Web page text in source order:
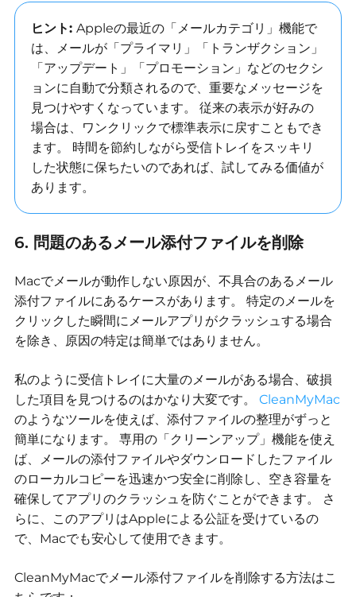
ヒント: Appleの最近の「メールカテゴリ」機能で
は、メールが「プライマリ」「トランザクション」
「アップデート」「プロモーション」などのセクシ
ョンに自動で分類されるので、重要なメッセージを
見つけやすくなっています。
従来の表示が好みの
場合は、ワンクリックで標準表示に戻すこともでき
ます。
時間を節約しながら受信トレイをスッキリ
した状態に保ちたいのであれば、試してみる価値が
あります。
6. 問題のあるメール添付ファイルを削除
Macでメールが動作しない原因が、不具合のあるメール
添付ファイルにあるケースがあります。
特定のメールを
クリックした瞬間にメールアプリがクラッシュする場合
を除き、原因の特定は簡単ではありません。
私のように受信トレイに大量のメールがある場合、破損
した項目を見つけるのはかなり大変です。
CleanMyMac
のようなツールを使えば、添付ファイルの整理がずっと
簡単になります。
専用の「クリーンアップ」機能を使え
ば、メールの添付ファイルやダウンロードしたファイル
のローカルコピーを迅速かつ安全に削除し、空き容量を
確保してアプリのクラッシュを防ぐことができます。
さ
らに、このアプリはAppleによる公証を受けているの
で、Macでも安心して使用できます。
CleanMyMacでメール添付ファイルを削除する方法はこ